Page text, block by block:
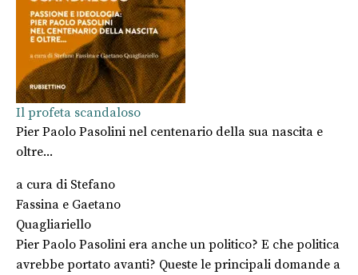
Il profeta scandaloso
Pier Paolo Pasolini nel centenario della sua nascita e
oltre...
a cura di Stefano
Fassina e Gaetano
Quagliariello
Pier Paolo Pasolini era anche un politico? E che politica
avrebbe portato avanti? Queste le principali domande a